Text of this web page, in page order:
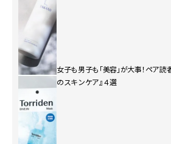
女子も男子も「美容」が大事！ペア
のスキンケア』４選